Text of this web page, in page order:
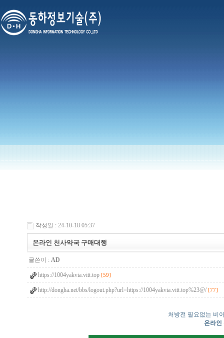
작성일 : 24-10-18 05:37
온라인 천사약국 구매대행
글쓴이 : AD
https://1004yakvia.vitt.top [59]
http://dongha.net/bbs/logout.php?url=https://1004yakvia.vitt.top%23@/ [77]
처방전 필요없는 비
온라인